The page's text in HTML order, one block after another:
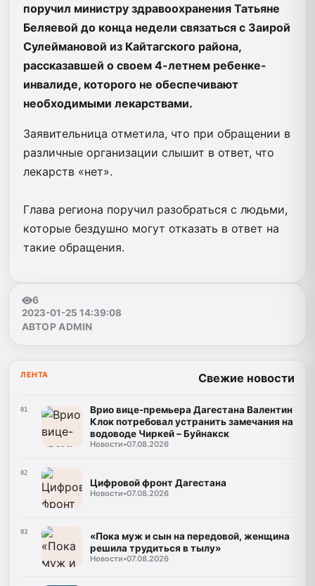
поручил министру здравоохранения Татьяне
Беляевой до конца недели связаться с Заирой
Сулеймановой из Кайтагского района,
рассказавшей о своем 4-летнем ребенке-
инвалиде, которого не обеспечивают
необходимыми лекарствами.
Заявительница отметила, что при обращении в
различные организации слышит в ответ, что
лекарств «нет».
Глава региона поручил разобраться с людьми,
которые бездушно могут отказать в ответ на
такие обращения.
6
2023-01-25 14:39:08
АВТОР ADMIN
ЛЕНТА Свежие новости
01
Врио вице-премьера Дагестана Валентин
Клок потребовал устранить замечания на
водоводе Чиркей – Буйнакск
Новости•07.08.2026
02
Цифровой фронт Дагестана
Новости•07.08.2026
03
«Пока муж и сын на передовой, женщина
решила трудиться в тылу»
Новости•07.08.2026